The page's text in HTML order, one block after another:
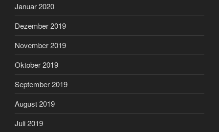
Januar 2020
Dezember 2019
November 2019
Oktober 2019
September 2019
August 2019
Juli 2019